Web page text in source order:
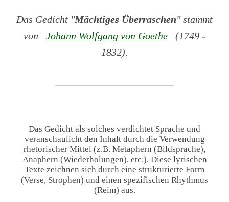
Das Gedicht "Mächtiges Überraschen" stammt
von
Johann Wolfgang von Goethe (1749 -
1832).
Das Gedicht als solches verdichtet Sprache und
veranschaulicht den Inhalt durch die Verwendung
rhetorischer Mittel (z.B. Metaphern (Bildsprache),
Anaphern (Wiederholungen), etc.). Diese lyrischen
Texte zeichnen sich durch eine strukturierte Form
(Verse, Strophen) und einen spezifischen Rhythmus
(Reim) aus.